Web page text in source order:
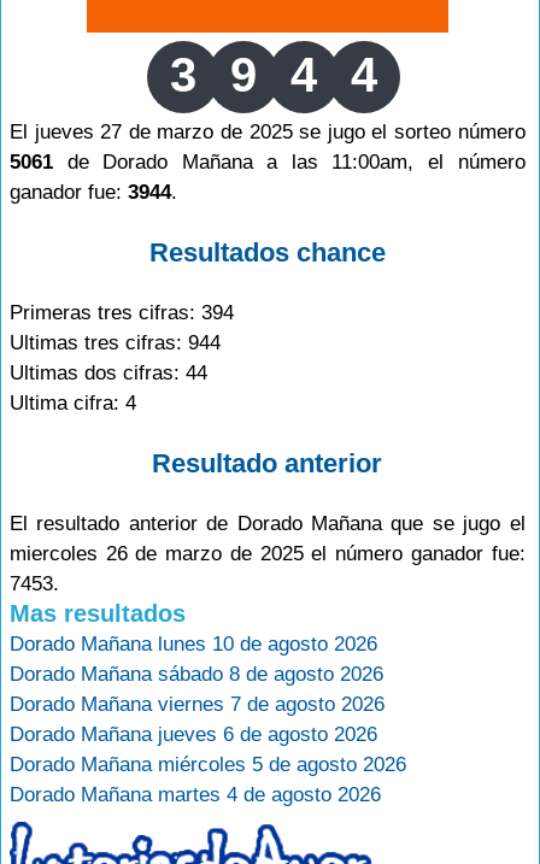
3 9 4 4
El jueves 27 de marzo de 2025 se jugo el sorteo número
5061 de Dorado Mañana a las 11:00am, el número
ganador fue: 3944.
Resultados chance
Primeras tres cifras: 394
Ultimas tres cifras: 944
Ultimas dos cifras: 44
Ultima cifra: 4
Resultado anterior
El resultado anterior de Dorado Mañana que se jugo el
miercoles 26 de marzo de 2025 el número ganador fue:
7453.
Mas resultados
Dorado Mañana lunes 10 de agosto 2026
Dorado Mañana sábado 8 de agosto 2026
Dorado Mañana viernes 7 de agosto 2026
Dorado Mañana jueves 6 de agosto 2026
Dorado Mañana miércoles 5 de agosto 2026
Dorado Mañana martes 4 de agosto 2026